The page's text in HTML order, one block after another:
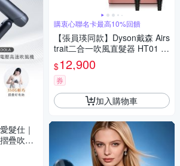
髮仕｜
疊吹風
購衷心聯名卡最高10%回饋
【張員瑛同款】Dyson戴森 Airs
trait二合一吹風直髮器 HT01 山
櫻粉 贈原廠架
$12,900
券
加入購物車